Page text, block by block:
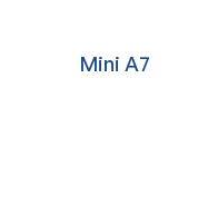
Mini A7